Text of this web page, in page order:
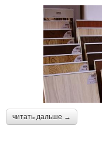
читать дальше →